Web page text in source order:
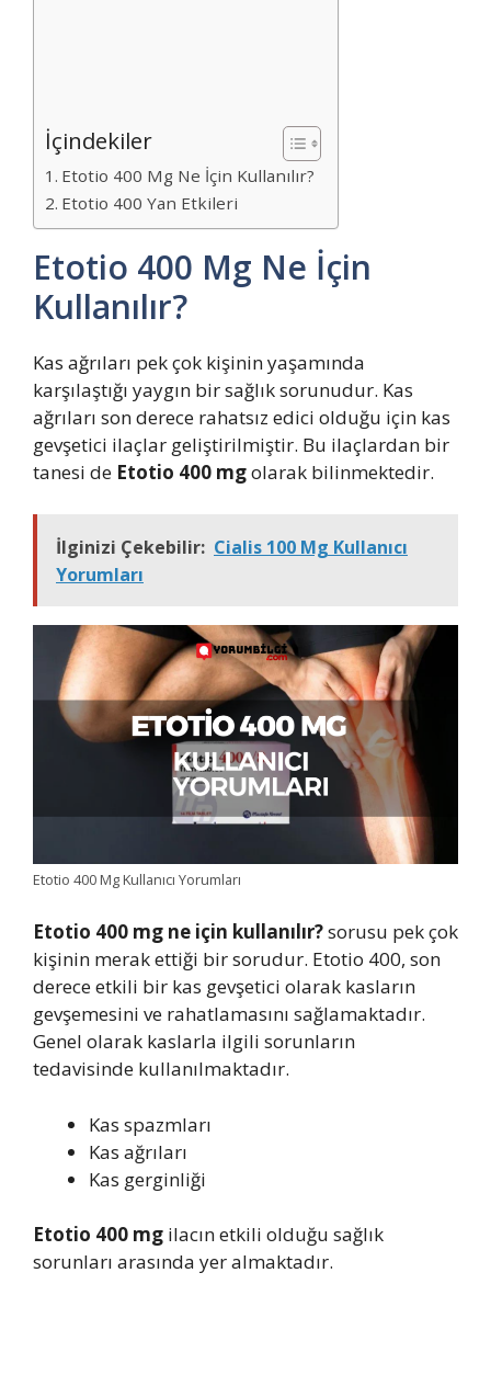
İçindekiler
Etotio 400 Mg Ne İçin Kullanılır?
Etotio 400 Yan Etkileri
Etotio 400 Mg Ne İçin
Kullanılır?
Kas ağrıları pek çok kişinin yaşamında
karşılaştığı yaygın bir sağlık sorunudur. Kas
ağrıları son derece rahatsız edici olduğu için kas
gevşetici ilaçlar geliştirilmiştir. Bu ilaçlardan bir
tanesi de Etotio 400 mgolarak bilinmektedir.
İlginizi Çekebilir: Cialis 100 Mg Kullanıcı
Yorumları
Etotio 400 Mg Kullanıcı Yorumları
Etotio 400 mg ne için kullanılır?sorusu pek çok
kişinin merak ettiği bir sorudur. Etotio 400, son
derece etkili bir kas gevşetici olarak kasların
gevşemesini ve rahatlamasını sağlamaktadır.
Genel olarak kaslarla ilgili sorunların
tedavisinde kullanılmaktadır.
Kas spazmları
Kas ağrıları
Kas gerginliği
Etotio 400 mg ilacın etkili olduğu sağlık
sorunları arasında yer almaktadır.